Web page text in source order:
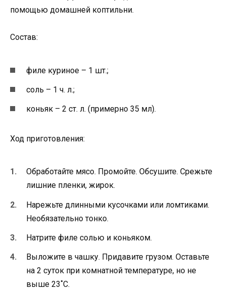
помощью домашней коптильни.
Состав:
филе куриное – 1 шт.;
соль – 1 ч. л.;
коньяк – 2 ст. л. (примерно 35 мл).
Ход приготовления:
Обработайте мясо. Промойте. Обсушите. Срежьте
лишние пленки, жирок.
Нарежьте длинными кусочками или ломтиками.
Необязательно тонко.
Натрите филе солью и коньяком.
Выложите в чашку. Придавите грузом. Оставьте
на 2 суток при комнатной температуре, но не
выше 23˚С.